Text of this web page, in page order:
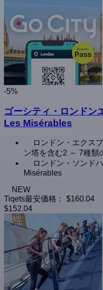
-5%
ゴーシティ・ロンドン
Les Misérables
ロンドン・エクス
ン塔を含む2 ～ 7種類
ロンドン・ソンド
Misérables
NEW
Tiqets最安価格：
$160.04
$152.04